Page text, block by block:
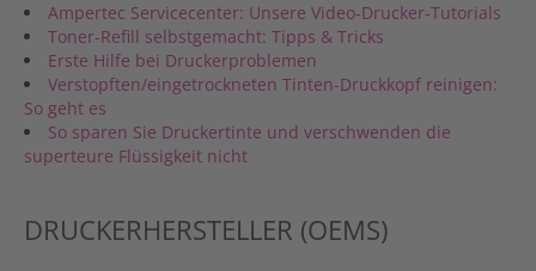
Ampertec Servicecenter: Unsere Video-Drucker-Tutorials
Toner-Refill selbstgemacht: Tipps & Tricks
Erste Hilfe bei Druckerproblemen
Verstopften/eingetrockneten Tinten-Druckkopf reinigen:
So geht es
So sparen Sie Druckertinte und verschwenden die
superteure Flüssigkeit nicht
DRUCKERHERSTELLER (OEMS)